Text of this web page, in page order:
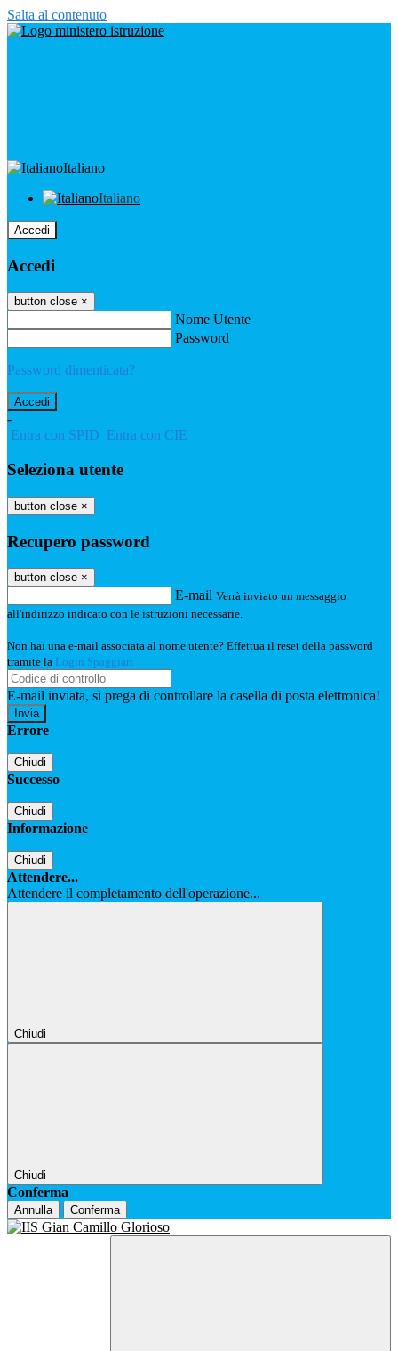
Salta al contenuto
Italiano
Italiano
Accedi
Accedi
button close ×
Nome Utente
Password
Password dimenticata?
-
Entra con SPID Entra con CIE
Seleziona utente
button close ×
Recupero password
button close ×
E-mail Verrà inviato un messaggio
all'indirizzo indicato con le istruzioni necessarie.
Non hai una e-mail associata al nome utente? Effettua il reset della password
tramite la Login Spaggiari
E-mail inviata, si prega di controllare la casella di posta elettronica!
Errore
Chiudi
Successo
Chiudi
Informazione
Chiudi
Attendere...
Attendere il completamento dell'operazione...
Chiudi
Chiudi
Conferma
Annulla Conferma